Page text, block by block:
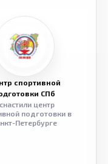
спортивной
СПб
центр
подготовки в
Петербурге